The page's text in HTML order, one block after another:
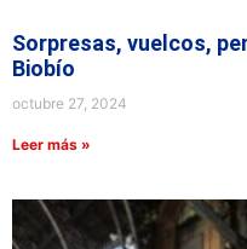
Sorpresas, vuelcos,
Biobío
octubre 27, 2024
Leer más »